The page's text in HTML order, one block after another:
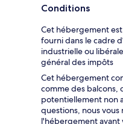
Conditions
Cet hébergement
fourni dans le cadre
industrielle ou
général des impôts
Cet hébergement
comme des balcons,
potentiellement non
questions, nous
l'hébergement avant